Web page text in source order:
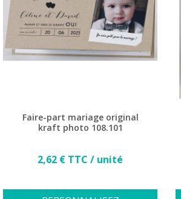
Faire-part mariage original
kraft photo 108.101
Prix
2,62 € TTC / unité